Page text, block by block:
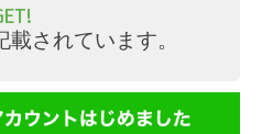
されています。